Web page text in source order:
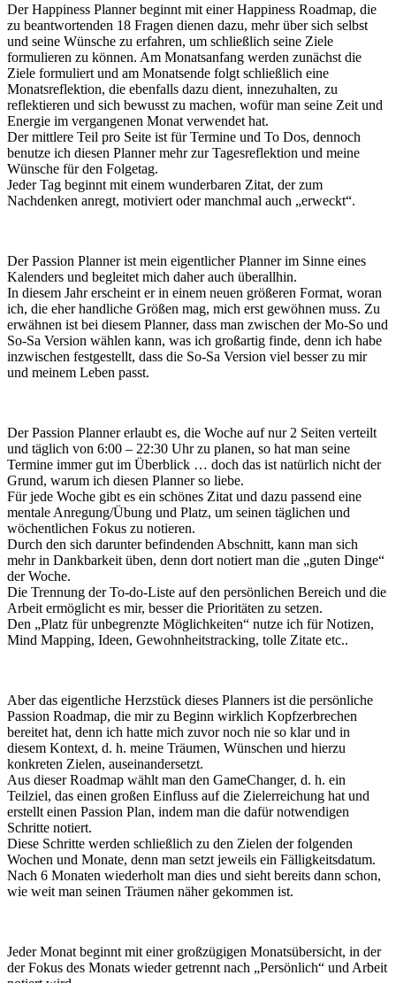
Der Happiness Planner beginnt mit einer Happiness Roadmap, die
zu beantwortenden 18 Fragen dienen dazu, mehr über sich selbst
und seine Wünsche zu erfahren, um schließlich seine Ziele
formulieren zu können. Am Monatsanfang werden zunächst die
Ziele formuliert und am Monatsende folgt schließlich eine
Monatsreflektion, die ebenfalls dazu dient, innezuhalten, zu
reflektieren und sich bewusst zu machen, wofür man seine Zeit und
Energie im vergangenen Monat verwendet hat.
Der mittlere Teil pro Seite ist für Termine und To Dos, dennoch
benutze ich diesen Planner mehr zur Tagesreflektion und meine
Wünsche für den Folgetag.
Jeder Tag beginnt mit einem wunderbaren Zitat, der zum
Nachdenken anregt, motiviert oder manchmal auch „erweckt“.
Der Passion Planner ist mein eigentlicher Planner im Sinne eines
Kalenders und begleitet mich daher auch überallhin.
In diesem Jahr erscheint er in einem neuen größeren Format, woran
ich, die eher handliche Größen mag, mich erst gewöhnen muss. Zu
erwähnen ist bei diesem Planner, dass man zwischen der Mo-So und
So-Sa Version wählen kann, was ich großartig finde, denn ich habe
inzwischen festgestellt, dass die So-Sa Version viel besser zu mir
und meinem Leben passt.
Der Passion Planner erlaubt es, die Woche auf nur 2 Seiten verteilt
und täglich von 6:00 – 22:30 Uhr zu planen, so hat man seine
Termine immer gut im Überblick … doch das ist natürlich nicht der
Grund, warum ich diesen Planner so liebe.
Für jede Woche gibt es ein schönes Zitat und dazu passend eine
mentale Anregung/Übung und Platz, um seinen täglichen und
wöchentlichen Fokus zu notieren.
Durch den sich darunter befindenden Abschnitt, kann man sich
mehr in Dankbarkeit üben, denn dort notiert man die „guten Dinge“
der Woche.
Die Trennung der To-do-Liste auf den persönlichen Bereich und die
Arbeit ermöglicht es mir, besser die Prioritäten zu setzen.
Den „Platz für unbegrenzte Möglichkeiten“ nutze ich für Notizen,
Mind Mapping, Ideen, Gewohnheitstracking, tolle Zitate etc..
Aber das eigentliche Herzstück dieses Planners ist die persönliche
Passion Roadmap, die mir zu Beginn wirklich Kopfzerbrechen
bereitet hat, denn ich hatte mich zuvor noch nie so klar und in
diesem Kontext, d. h. meine Träumen, Wünschen und hierzu
konkreten Zielen, auseinandersetzt.
Aus dieser Roadmap wählt man den GameChanger, d. h. ein
Teilziel, das einen großen Einfluss auf die Zielerreichung hat und
erstellt einen Passion Plan, indem man die dafür notwendigen
Schritte notiert.
Diese Schritte werden schließlich zu den Zielen der folgenden
Wochen und Monate, denn man setzt jeweils ein Fälligkeitsdatum.
Nach 6 Monaten wiederholt man dies und sieht bereits dann schon,
wie weit man seinen Träumen näher gekommen ist.
Jeder Monat beginnt mit einer großzügigen Monatsübersicht, in der
der Fokus des Monats wieder getrennt nach „Persönlich“ und Arbeit